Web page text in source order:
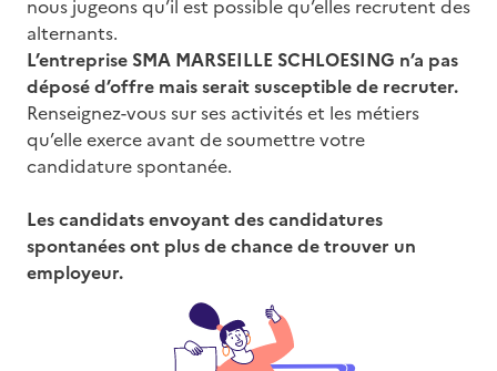
nous jugeons qu’il est possible qu’elles recrutent des
alternants.
L’entreprise SMA MARSEILLE SCHLOESING n’a pas
déposé d’offre mais serait susceptible de recruter.
Renseignez-vous sur ses activités et les métiers
qu’elle exerce avant de soumettre votre
candidature spontanée.
Les candidats envoyant des candidatures
spontanées ont plus de chance de trouver un
employeur.